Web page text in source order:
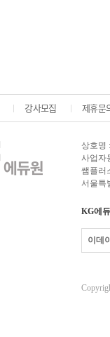
강사모집 제휴문
상호명
사업자
쌤플러
서울특
KG에
이데